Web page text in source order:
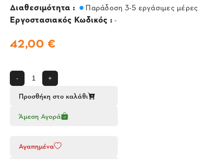
Διαθεσιμότητα : Παράδοση 3-5 εργάσιμες μέρες
Εργοστασιακός Κωδικός : -
42,00 €
- +
Προσθήκη στο καλάθι
Άμεση Αγορά
Αγαπημένα